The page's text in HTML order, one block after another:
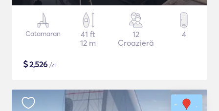
Catamaran
41 ft
12 m
12
Croazieră
4
$2,526 /zi